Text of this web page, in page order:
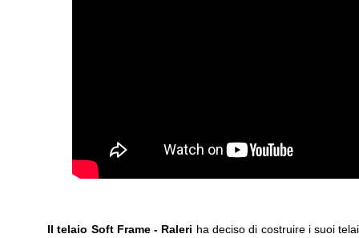
Il telaio Soft Frame - Raleri ha deciso di costruire i suoi